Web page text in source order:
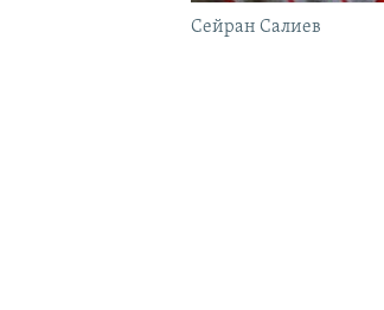
Сейран Салиев